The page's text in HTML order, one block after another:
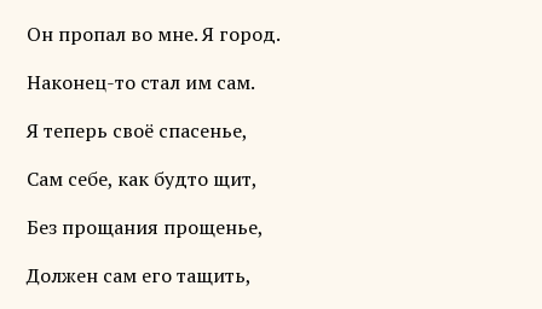
Он пропал во мне. Я город.
Наконец-то стал им сам.
Я теперь своё спасенье,
Сам себе, как будто щит,
Без прощания прощенье,
Должен сам его тащить,